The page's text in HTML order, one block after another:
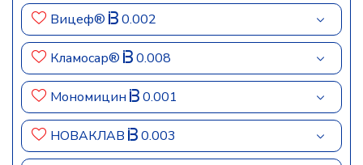
Вицеф® 0.002
Кламосар® 0.008
Мономицин 0.001
НОВАКЛАВ 0.003